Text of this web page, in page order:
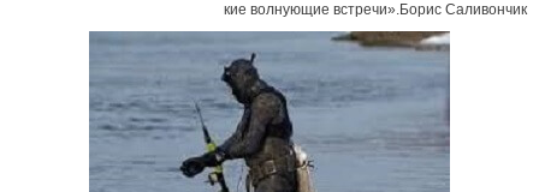
кие вол­ну­ю­щие встречи».Бо­рис Са­ли­вон­чик